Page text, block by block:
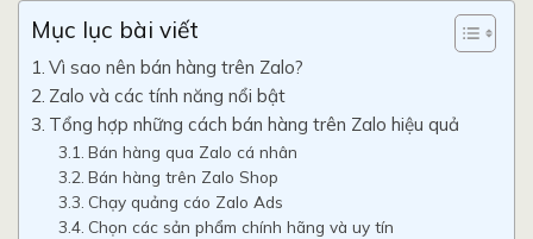
Mục lục bài viết
Vì sao nên bán hàng trên Zalo?
Zalo và các tính năng nổi bật
Tổng hợp những cách bán hàng trên Zalo hiệu quả
Bán hàng qua Zalo cá nhân
Bán hàng trên Zalo Shop
Chạy quảng cáo Zalo Ads
Chọn các sản phẩm chính hãng và uy tín